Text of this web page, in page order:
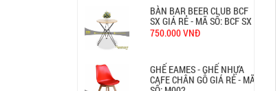
BÀN BAR BEER CLUB BCF
SX GIÁ RẺ - MÃ SỐ: BCF SX
750.000 VNĐ
GHẾ EAMES - GHẾ NHỰA
CAFE CHÂN GỖ GIÁ RẺ - MÃ